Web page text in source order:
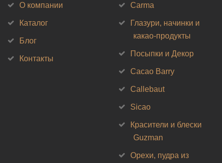
О компании
Каталог
Блог
Контакты
Carma
Глазури, начинки и
какао-продукты
Посыпки и Декор
Cacao Barry
Callebaut
Sicao
Красители и блески
Guzman
Орехи, пудра из